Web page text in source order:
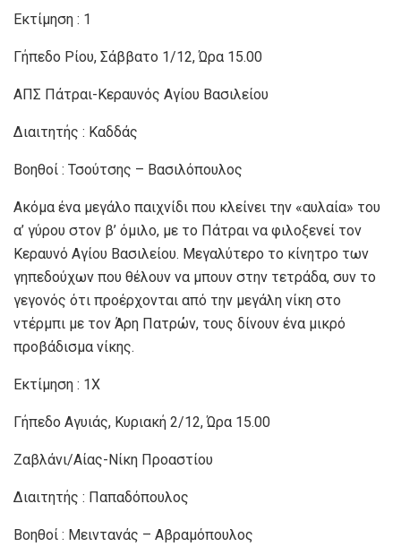
Εκτίμηση : 1
Γήπεδο Ρίου, Σάββατο 1/12, Ώρα 15.00
ΑΠΣ Πάτραι-Κεραυνός Αγίου Βασιλείου
Διαιτητής : Καδδάς
Βοηθοί : Τσούτσης – Βασιλόπουλος
Ακόμα ένα μεγάλο παιχνίδι που κλείνει την «αυλαία» του
α’ γύρου στον β’ όμιλο, με το Πάτραι να φιλοξενεί τον
Κεραυνό Αγίου Βασιλείου. Μεγαλύτερο το κίνητρο των
γηπεδούχων που θέλουν να μπουν στην τετράδα, συν το
γεγονός ότι προέρχονται από την μεγάλη νίκη στο
ντέρμπι με τον Άρη Πατρών, τους δίνουν ένα μικρό
προβάδισμα νίκης.
Εκτίμηση : 1Χ
Γήπεδο Αγυιάς, Κυριακή 2/12, Ώρα 15.00
Ζαβλάνι/Αίας-Νίκη Προαστίου
Διαιτητής : Παπαδόπουλος
Βοηθοί : Μειντανάς – Αβραμόπουλος